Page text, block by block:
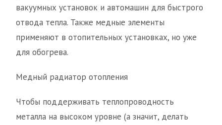
вакуумных установок и автомашин для быстрого
отвода тепла. Также медные элементы
применяют в отопительных установках, но уже
для обогрева.
Медный радиатор отопления
Чтобы поддерживать теплопроводность
металла на высоком уровне (а значит, делать